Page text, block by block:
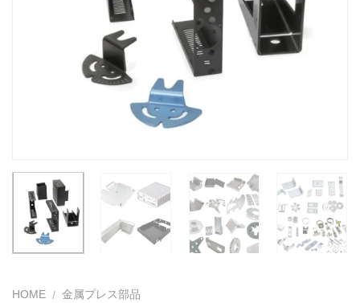
HOME / 金属プレス部品